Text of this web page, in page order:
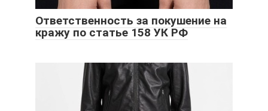
Ответственность за покушение на
кражу по статье 158 УК РФ